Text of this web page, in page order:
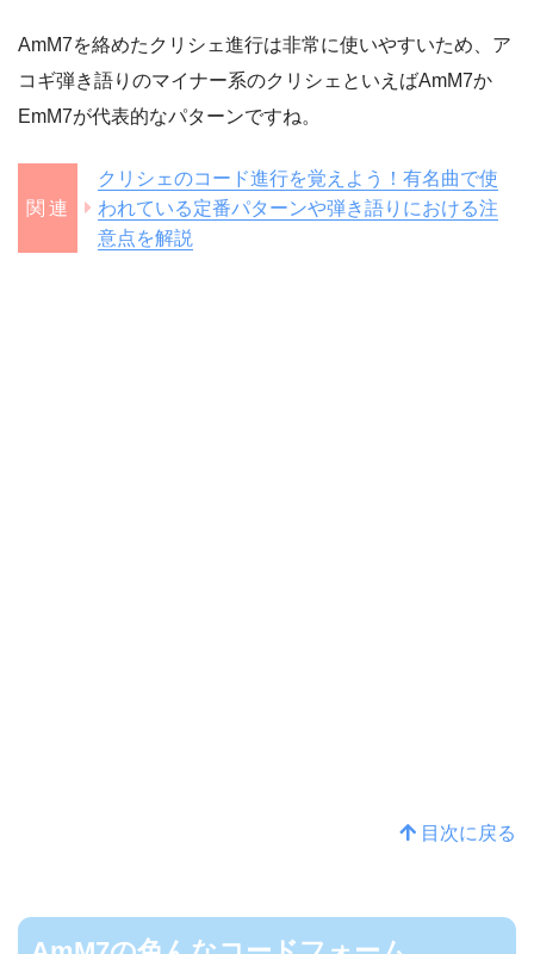
AmM7を絡めたクリシェ進行は非常に使いやすいため、ア
コギ弾き語りのマイナー系のクリシェといえばAmM7か
EmM7が代表的なパターンですね。
クリシェのコード進行を覚えよう！有名曲で使
われている定番パターンや弾き語りにおける注
意点を解説
目次に戻る